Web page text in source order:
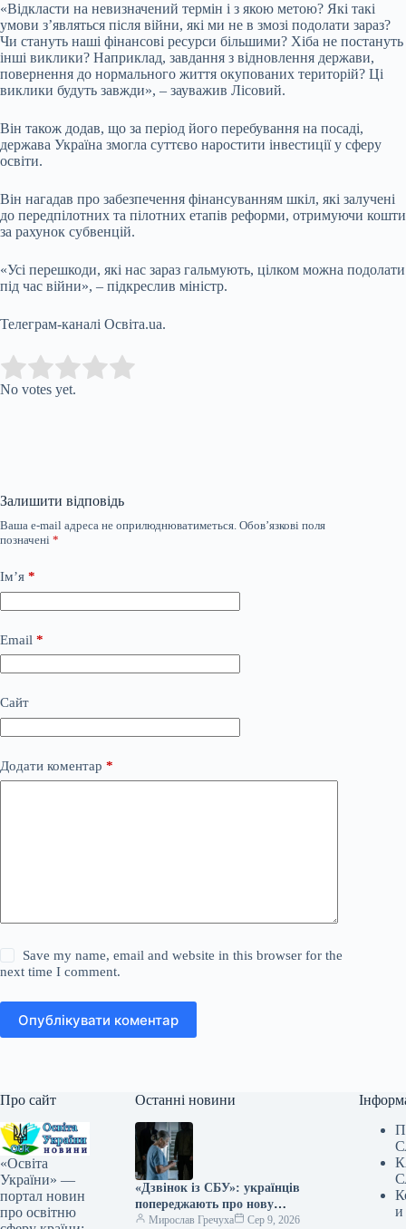
«Відкласти на невизначений термін і з якою метою? Які такі
умови з’являться після війни, які ми не в змозі подолати зараз?
Чи стануть наші фінансові ресурси більшими? Хіба не постануть
інші виклики? Наприклад, завдання з відновлення держави,
повернення до нормального життя окупованих територій? Ці
виклики будуть завжди», – зауважив Лісовий.
Він також додав, що за період його перебування на посаді,
держава Україна змогла суттєво наростити інвестиції у сферу
освіти.
Він нагадав про забезпечення фінансуванням шкіл, які залучені
до передпілотних та пілотних етапів реформи, отримуючи кошти
за рахунок субвенцій.
«Усі перешкоди, які нас зараз гальмують, цілком можна подолати
під час війни», – підкреслив міністр.
Телеграм-каналі Освіта.ua.
Rate this item:
No votes yet.
Залишити відповідь
Ваша e-mail адреса не оприлюднюватиметься. Обов’язкові поля
позначені *
Ім’я *
Email *
Сайт
Додати коментар *
Save my name, email and website in this browser for the
next time I comment.
Опублікувати коментар
Про сайт
«Освіта
України» —
портал новин
про освітню
Останні новини
«Дзвінок із СБУ»: українців
попереджають про нову
загрозу старої шахрайської
Мирослав Гречуха Сер 9, 2026
и